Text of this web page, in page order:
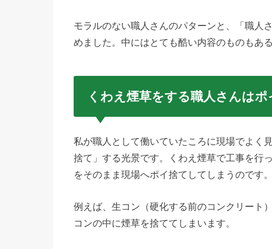
モラルのない職人さんのパターンと、「職人
めました。中にはとても酷い内容のものもあ
くわえ煙草をする職人さんはポ
私が職人として働いていたころに現場でよく
捨て」する光景です。くわえ煙草で工事を行
をそのまま現場へポイ捨てしてしまうのです
例えば、生コン（硬化する前のコンクリート
コンの中に煙草を捨ててしまいます。